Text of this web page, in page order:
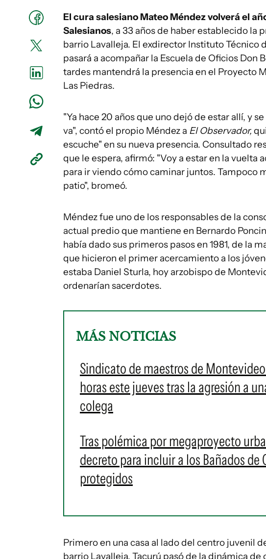
El cura salesiano Mateo Méndez volverá el
Salesianos, a 33 años de haber establecido la
barrio Lavalleja. El exdirector Instituto Técnico
pasará a acompañar la Escuela de Oficios Don
tardes mantendrá la presencia en el Proyecto
Las Piedras.
"Ya hace 20 años que uno dejó de estar allí, y
va", contó el propio Méndez a El Observador,
escuche" en su nueva presencia. Consultado
que le espera, afirmó: "Voy a estar en la vuelta
para ir viendo cómo caminar juntos. Tampoco
patio", bromeó.
Méndez fue uno de los responsables de la
actual predio que mantiene en Bernardo
había dado sus primeros pasos en 1981, de la
que hicieron el primer acercamiento a los
estaba Daniel Sturla, hoy arzobispo de
ordenarían sacerdotes.
MÁS NOTICIAS
Sindicato de maestros de
horas este jueves tras la agresión a
colega
Tras polémica por megaproyecto
decreto para incluir a los Bañados de
protegidos
Primero en una casa al lado del centro juvenil
barrio Lavalleja, Tacurú pasó de la dinámica